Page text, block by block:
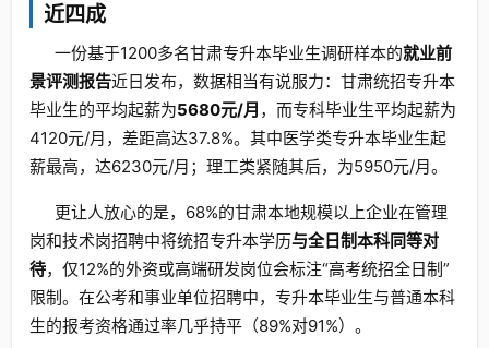
近四成
一份基于1200多名甘肃专升本毕业生调研样本的就业前
景评测报告近日发布，数据相当有说服力：甘肃统招专升本
毕业生的平均起薪为5680元/月 ，而专科毕业生平均起薪为
4120元/月，差距高达37.8%。其中医学类专升本毕业生起
薪最高，达6230元/月；理工类紧随其后，为5950元/月。
更让人放心的是，68%的甘肃本地规模以上企业在管理
岗和技术岗招聘中将统招专升本学历与全日制本科同等对
待，仅12%的外资或高端研发岗位会标注“高考统招全日制”
限制。在公考和事业单位招聘中，专升本毕业生与普通本科
生的报考资格通过率几乎持平（89%对91%）。